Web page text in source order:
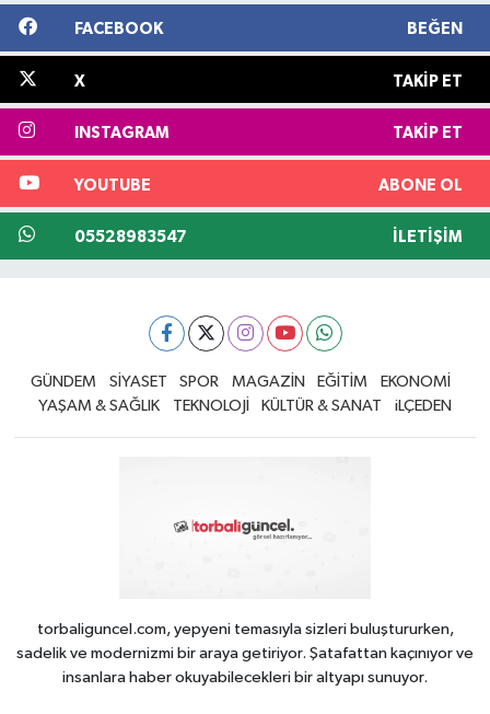
FACEBOOK BEĞEN
X TAKIP ET
INSTAGRAM TAKIP ET
YOUTUBE ABONE OL
05528983547 İLETIŞIM
GÜNDEM SİYASET SPOR MAGAZİN EĞİTİM
EKONOMİ
YAŞAM & SAĞLIK
TEKNOLOJİ KÜLTÜR & SANAT iLÇEDEN
torbaliguncel.com, yepyeni temasıyla sizleri buluştururken,
sadelik ve modernizmi bir araya getiriyor. Şatafattan kaçınıyor ve
insanlara haber okuyabilecekleri bir altyapı sunuyor.